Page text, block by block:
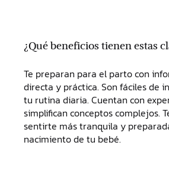
¿Qué beneficios tienen estas
Te preparan para el parto con
directa y práctica. Son fáciles de
tu rutina diaria. Cuentan con
simplifican conceptos complejos.
sentirte más tranquila y
nacimiento de tu bebé.